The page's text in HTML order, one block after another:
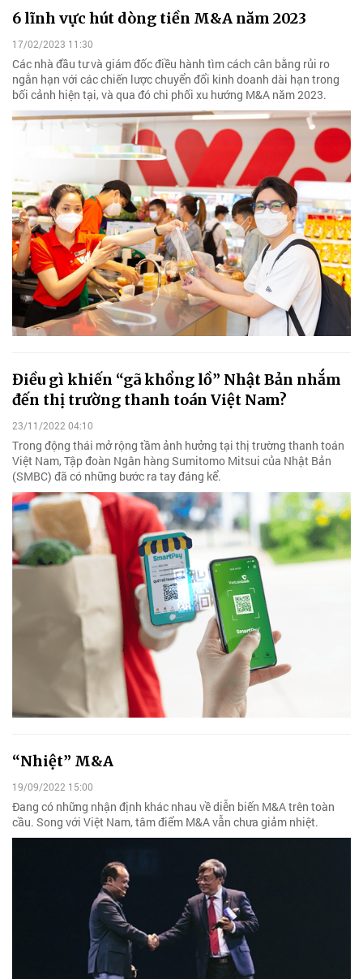
6 lĩnh vực hút dòng tiền M&A năm 2023
17/02/2023 11:30
Các nhà đầu tư và giám đốc điều hành tìm cách cân bằng rủi ro
ngắn hạn với các chiến lược chuyển đổi kinh doanh dài hạn trong
bối cảnh hiện tại, và qua đó chi phối xu hướng M&A năm 2023.
Điều gì khiến “gã khổng lồ” Nhật Bản nhắm
đến thị trường thanh toán Việt Nam?
23/11/2022 04:10
Trong động thái mở rộng tầm ảnh hưởng tại thị trường thanh toán
Việt Nam, Tập đoàn Ngân hàng Sumitomo Mitsui của Nhật Bản
(SMBC) đã có những bước ra tay đáng kể.
“Nhiệt” M&A
19/09/2022 15:00
Đang có những nhận định khác nhau về diễn biến M&A trên toàn
cầu. Song với Việt Nam, tâm điểm M&A vẫn chưa giảm nhiệt.